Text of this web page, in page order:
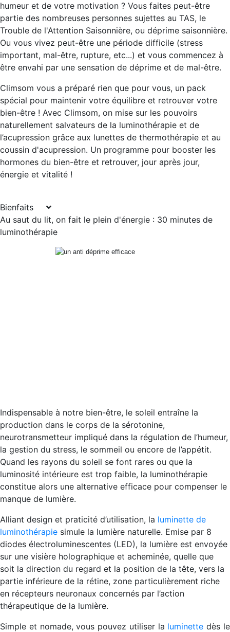
humeur et de votre motivation ? Vous faites peut-être
partie des nombreuses personnes sujettes au TAS, le
Trouble de l'Attention Saisonnière, ou déprime saisonnière.
Ou vous vivez peut-être une période difficile (stress
important, mal-être, rupture, etc...) et vous commencez à
être envahi par une sensation de déprime et de mal-être.
Climsom vous a préparé rien que pour vous, un pack
spécial pour maintenir votre équilibre et retrouver votre
bien-être ! Avec Climsom, on mise sur les pouvoirs
naturellement salvateurs de la luminothérapie et de
l’acupression grâce aux lunettes de thermothérapie et au
coussin d'acupression. Un programme pour booster les
hormones du bien-être et retrouver, jour après jour,
énergie et vitalité !
Bienfaits
Au saut du lit, on fait le plein d'énergie : 30 minutes de
luminothérapie
Indispensable à notre bien-être, le soleil entraîne la
production dans le corps de la sérotonine,
neurotransmetteur impliqué dans la régulation de l’humeur,
la gestion du stress, le sommeil ou encore de l’appétit.
Quand les rayons du soleil se font rares ou que la
luminosité intérieure est trop faible, la luminothérapie
constitue alors une alternative efficace pour compenser le
manque de lumière.
Alliant design et praticité d’utilisation, la luminette de
luminothérapie simule la lumière naturelle. Emise par 8
diodes électroluminescentes (LED), la lumière est envoyée
sur une visière holographique et acheminée, quelle que
soit la direction du regard et la position de la tête, vers la
partie inférieure de la rétine, zone particulièrement riche
en récepteurs neuronaux concernés par l’action
thérapeutique de la lumière.
Simple et nomade, vous pouvez utiliser la luminette dès le